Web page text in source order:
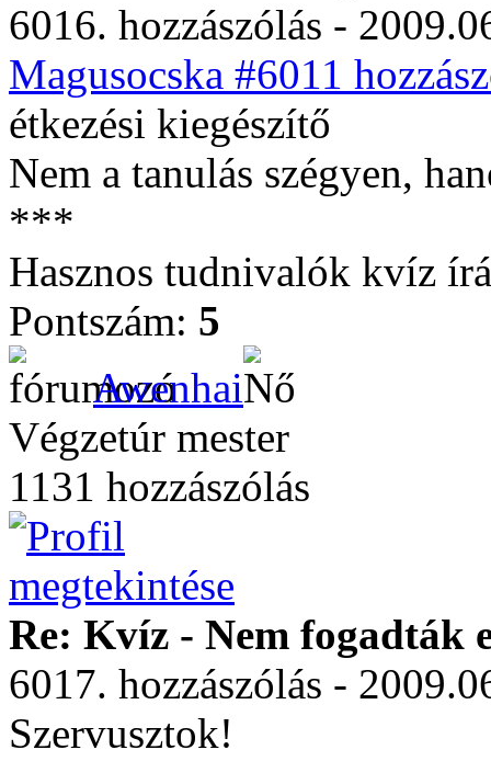
6016. hozzászólás -
Magusocska #6011
étkezési kiegészítő
Nem a tanulás szégyen,
***
Hasznos tudnivalók kvíz
Pontszám: 5
Awenhai
Végzetúr mester
1131 hozzászólás
Re: Kvíz - Nem fogadták
6017. hozzászólás -
Szervusztok!